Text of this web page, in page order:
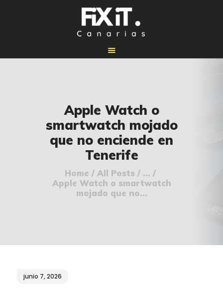
Apple Watch o
smartwatch mojado
que no enciende en
Tenerife
Home All Posts
...
Apple Watch o smartwatch
mojado que no...
🔧 REPARACIONES
🛠️ SERVICIOS
ADICIONALES
👉 SOLICITAR
PRESUPUESTO
📞 CONTACTOS
junio 7, 2026